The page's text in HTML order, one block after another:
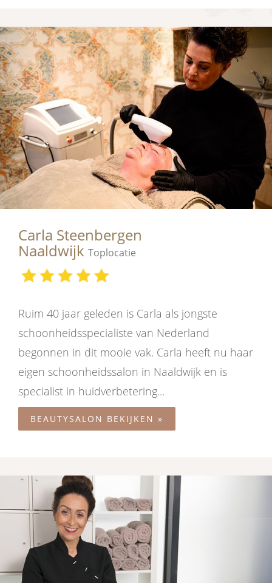
Carla Steenbergen
Naaldwijk Toplocatie
Ruim 40 jaar geleden is Carla als jongste
schoonheidsspecialiste van Nederland
begonnen in dit mooie vak. Carla heeft nu haar
eigen schoonheidssalon in Naaldwijk en is
specialist in huidverbetering...
BEAUTYSALON BEKIJKEN »